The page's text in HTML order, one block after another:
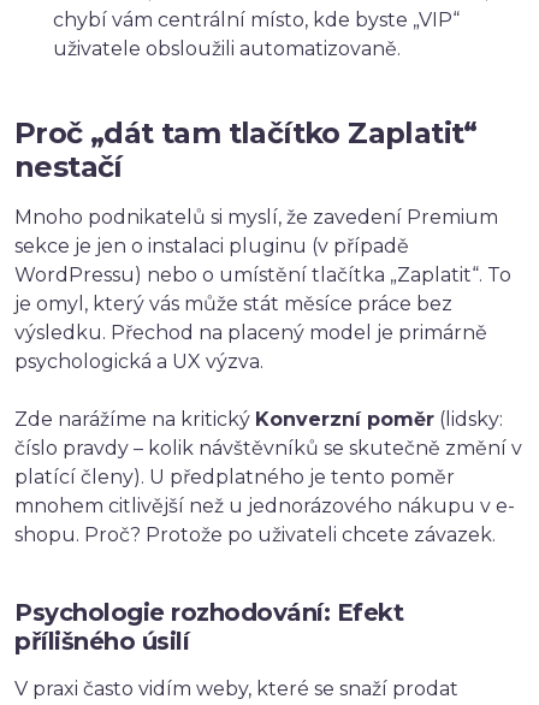
chybí vám centrální místo, kde byste „VIP“
uživatele obsloužili automatizovaně.
Proč „dát tam tlačítko Zaplatit“
nestačí
Mnoho podnikatelů si myslí, že zavedení Premium
sekce je jen o instalaci pluginu (v případě
WordPressu) nebo o umístění tlačítka „Zaplatit“. To
je omyl, který vás může stát měsíce práce bez
výsledku. Přechod na placený model je primárně
psychologická a UX výzva.
Zde narážíme na kritický Konverzní poměr (lidsky:
číslo pravdy – kolik návštěvníků se skutečně změní v
platící členy). U předplatného je tento poměr
mnohem citlivější než u jednorázového nákupu v e-
shopu. Proč? Protože po uživateli chcete závazek.
Psychologie rozhodování: Efekt
přílišného úsilí
V praxi často vidím weby, které se snaží prodat